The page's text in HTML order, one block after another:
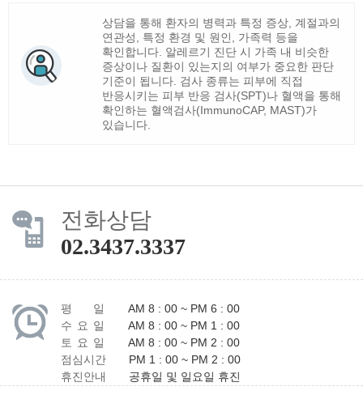
상담을 통해 환자의 병력과 특정 증상, 계절과의
연관성, 특정 환경 및 원인, 가족력 등을
확인합니다. 알레르기 진단 시 가족 내 비슷한
증상이나 질환이 있는지의 여부가 중요한 판단
기준이 됩니다. 검사 종류는 피부에 직접
반응시키는 피부 반응 검사(SPT)나 혈액을 통해
확인하는 혈액검사(ImmunoCAP, MAST)가
있습니다.
전화상담
02.3437.3337
평 일
AM 8 : 00 ~ PM 6 : 00
수 요 일
AM 8 : 00 ~ PM 1 : 00
토 요 일
AM 8 : 00 ~ PM 2 : 00
점심시간
PM 1 : 00 ~ PM 2 : 00
휴진안내
공휴일 및 일요일 휴진